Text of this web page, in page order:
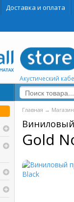
Доставка и оплата
Акустический
Главная →
Gold